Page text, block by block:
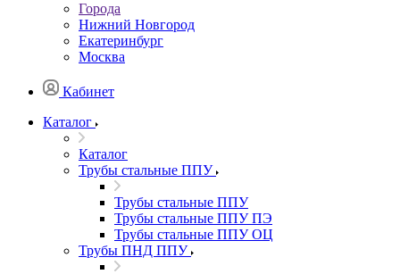
Города
Нижний Новгород
Екатеринбург
Москва
Кабинет
Каталог
Каталог
Трубы стальные ППУ
Трубы стальные ППУ
Трубы стальные ППУ ПЭ
Трубы стальные ППУ ОЦ
Трубы ПНД ППУ